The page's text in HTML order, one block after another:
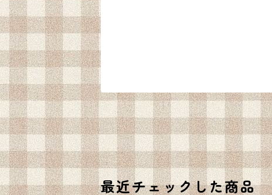
最近チェックした商品